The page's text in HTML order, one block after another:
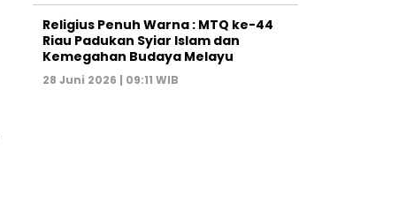
Religius Penuh Warna : MTQ ke-44
Riau Padukan Syiar Islam dan
Kemegahan Budaya Melayu
28 Juni 2026 | 09:11 WIB